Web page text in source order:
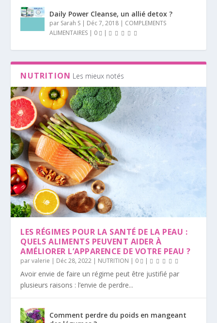
Daily Power Cleanse, un allié detox ?
par Sarah S | Déc 7, 2018 | COMPLEMENTS
ALIMENTAIRES | 0 |
NUTRITION Les mieux notés
LES RÉGIMES POUR LA SANTÉ DE LA PEAU :
QUELS ALIMENTS PEUVENT AIDER À
AMÉLIORER L’APPARENCE DE VOTRE PEAU ?
parvalerie Déc 28, 2022 NUTRITION 0
Avoir envie de faire un régime peut être justifié par
plusieurs raisons : l’envie de perdre...
Comment perdre du poids en mangeant